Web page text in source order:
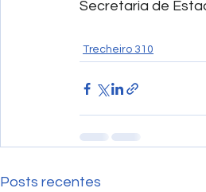
Secretaria de
Trecheiro 310
Posts recentes